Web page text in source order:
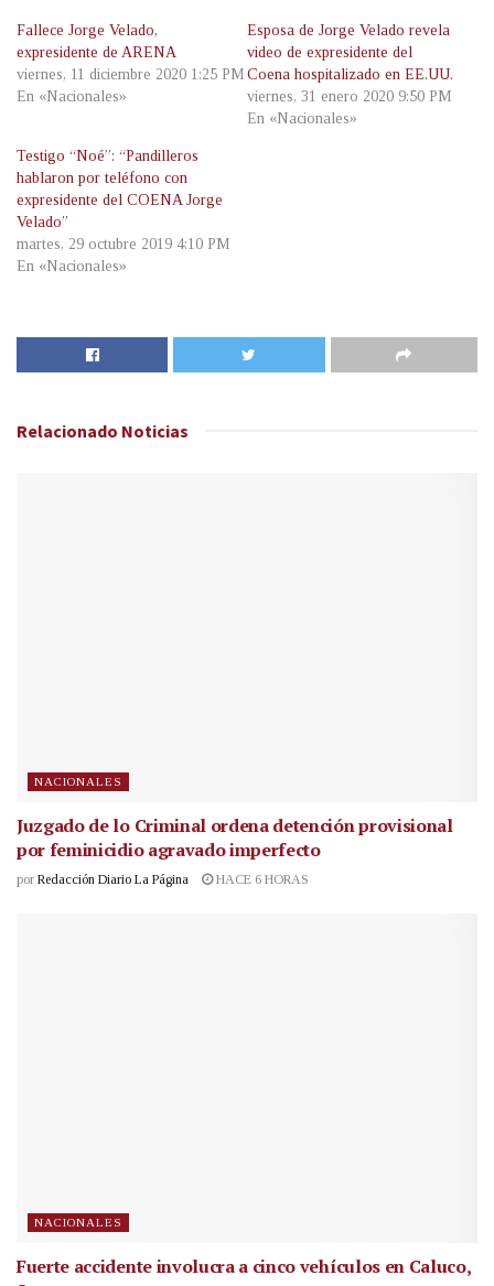
Fallece Jorge Velado,
expresidente de ARENA
viernes, 11 diciembre 2020 1:25 PM
En «Nacionales»
Esposa de Jorge Velado revela
video de expresidente del
Coena hospitalizado en EE.UU.
viernes, 31 enero 2020 9:50 PM
En «Nacionales»
Testigo “Noé”: “Pandilleros
hablaron por teléfono con
expresidente del COENA Jorge
Velado”
martes, 29 octubre 2019 4:10 PM
En «Nacionales»
Relacionado Noticias
NACIONALES
Juzgado de lo Criminal ordena detención provisional
por feminicidio agravado imperfecto
por Redacción Diario La Página HACE 6 HORAS
NACIONALES
Fuerte accidente involucra a cinco vehículos en Caluco,